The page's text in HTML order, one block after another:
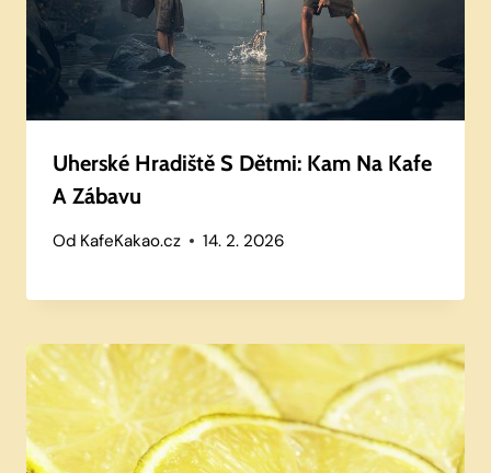
Uherské Hradiště S Dětmi: Kam Na Kafe
A Zábavu
Od KafeKakao.cz 14. 2. 2026